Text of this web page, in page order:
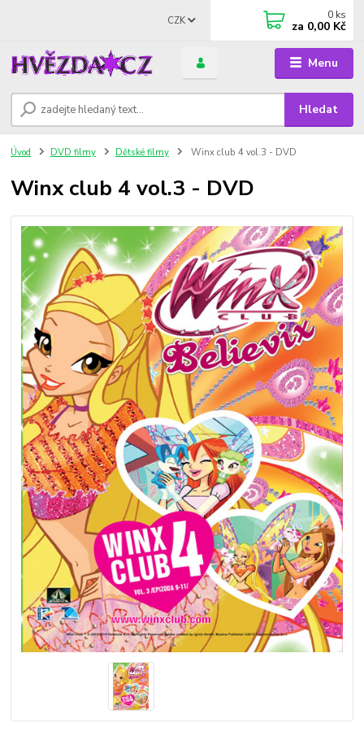
Menu
CZK
Hledat
0 ks
za 0,00 Kč
Úvod DVD filmy Dětské filmy Winx club 4 vol.3 - DVD
Winx club 4 vol.3 - DVD